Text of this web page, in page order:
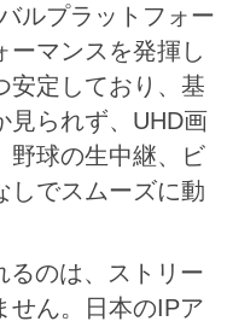
ルプラットフォー
ーマンスを発揮し
安定しており、基
見られず、UHD画
野球の生中継、ビ
しでスムーズに動
るのは、ストリー
せん。日本のIPア